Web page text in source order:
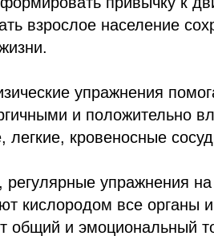
взрослое население
упражнения
и положительно
легкие, кровеносные
регулярные упражнения
кислородом все органы
общий и эмоциональный